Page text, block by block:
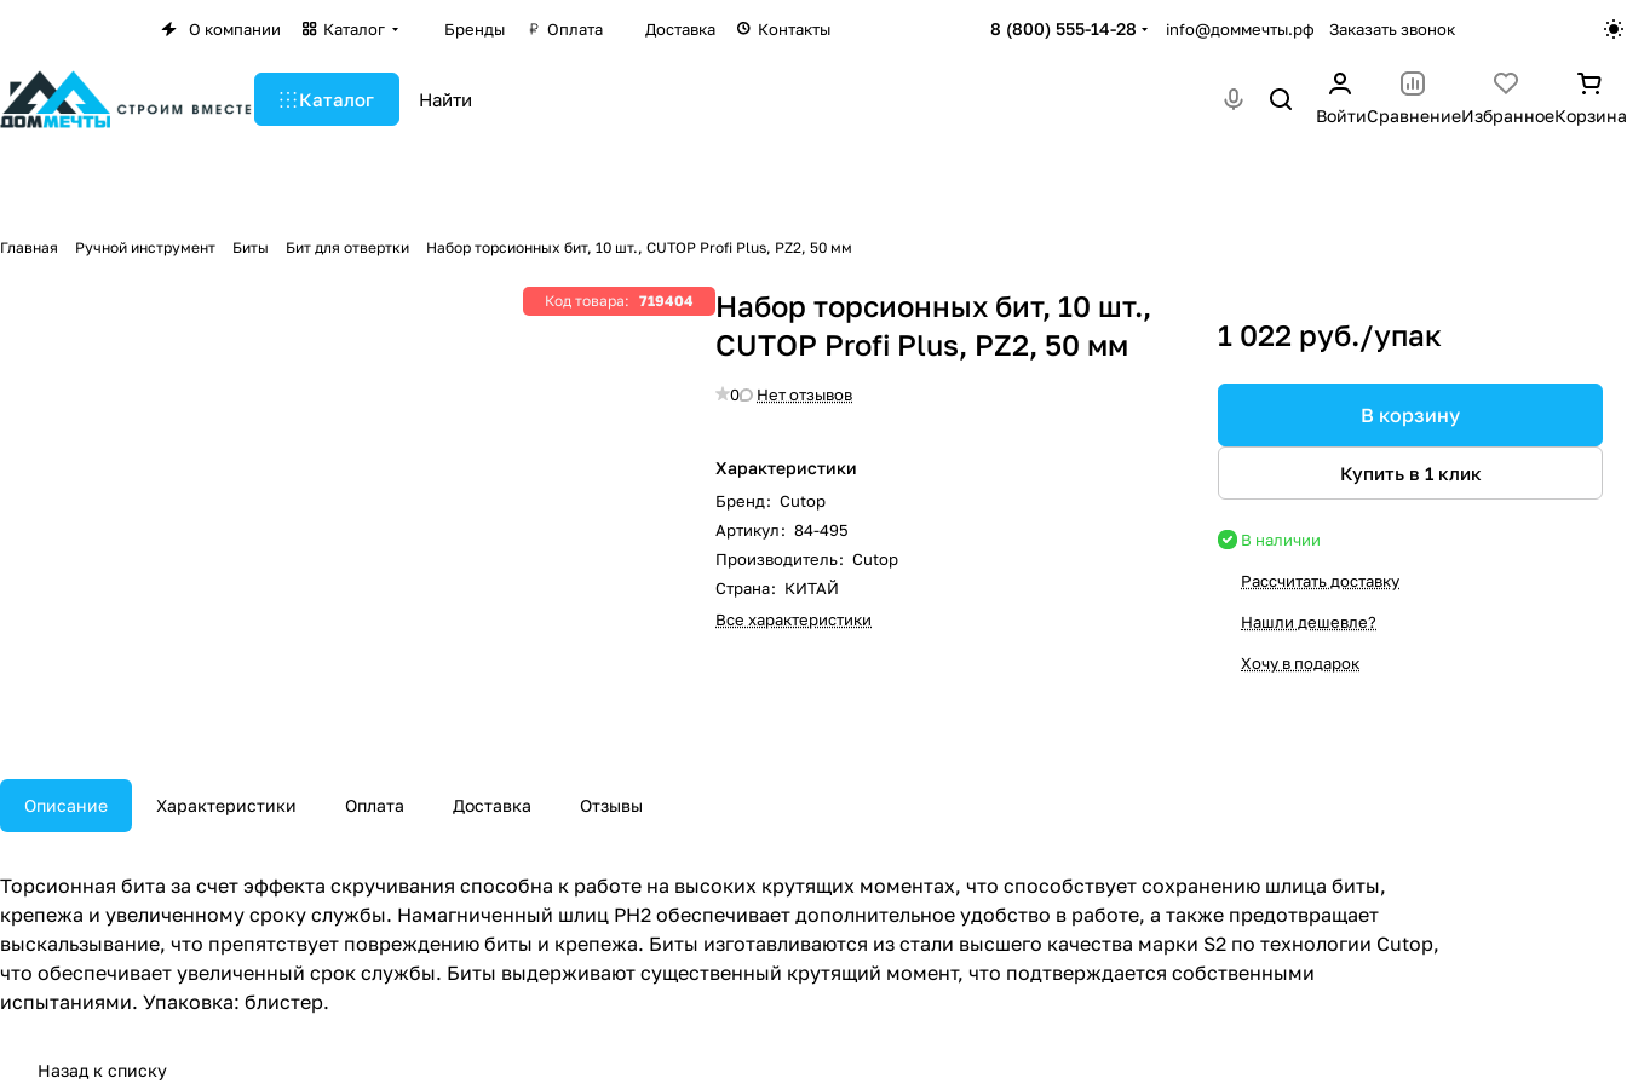
О компании Каталог Бренды Оплата Доставка Контакты 8 (800) 555-14-28 info@доммечты.рф Заказать звонок
Каталог
ВойтиСравнениеИзбранноеКорзина
Главная Ручной инструмент Биты Бит для отвертки Набор торсионных бит, 10 шт., CUTOP Profi Plus, PZ2, 50 мм
Код товара: 719404
Набор торсионных бит, 10 шт.,
CUTOP Profi Plus, PZ2, 50 мм
0 Нет отзывов
Характеристики
Бренд: Cutop
Артикул: 84-495
Производитель: Cutop
Страна: КИТАЙ
Все характеристики
1 022 руб./упак
В корзину
Купить в 1 клик
В наличии
Рассчитать доставку
Нашли дешевле?
Хочу в подарок
Описание Характеристики Оплата Доставка Отзывы
Торсионная бита за счет эффекта скручивания способна к работе на высоких крутящих моментах, что способствует сохранению шлица биты,
крепежа и увеличенному сроку службы. Намагниченный шлиц PH2 обеспечивает дополнительное удобство в работе, а также предотвращает
выскальзывание, что препятствует повреждению биты и крепежа. Биты изготавливаются из стали высшего качества марки S2 по технологии Cutop,
что обеспечивает увеличенный срок службы. Биты выдерживают существенный крутящий момент, что подтверждается собственными
испытаниями. Упаковка: блистер.
Назад к списку